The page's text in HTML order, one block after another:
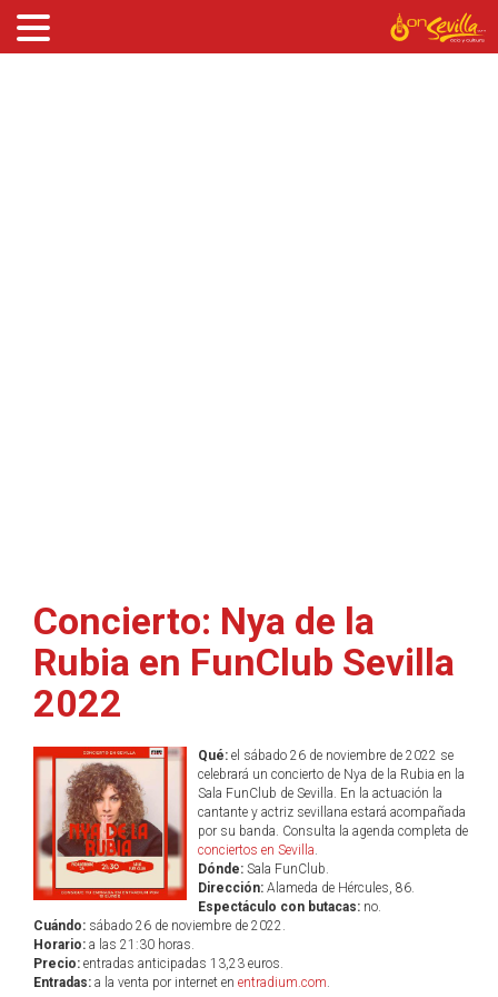
Concierto: Nya de la
Rubia en FunClub Sevilla
2022
Qué:el sábado 26 de noviembre de 2022 se
celebrará un concierto de Nya de la Rubia en la
Sala FunClub de Sevilla. En la actuación la
cantante y actriz sevillana estará acompañada
por su banda. Consulta la agenda completa de
conciertos en Sevilla.
Dónde:Sala FunClub.
Dirección:Alameda de Hércules, 86.
Espectáculo con butacas:no.
Cuándo: sábado 26 de noviembre de 2022.
Horario: a las 21:30 horas.
Precio: entradas anticipadas 13,23 euros.
Entradas: a la venta por internet en entradium.com.